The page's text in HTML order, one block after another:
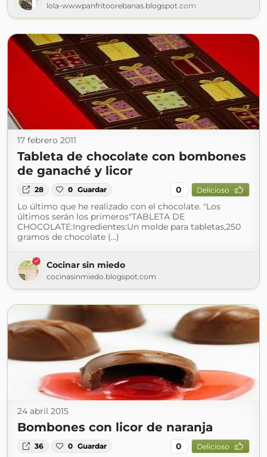
lola-wwwpanfritoorebanas.blogspot.com
17 febrero 2011
Tableta de chocolate con bombones
de ganaché y licor
28 0 Guardar 0 Delicioso
Lo último que he realizado con el chocolate. "Los
últimos serán los primeros"TABLETA DE
CHOCOLATE:Ingredientes:Un molde para tabletas,250
gramos de chocolate (...)
Cocinar sin miedo
cocinasinmiedo.blogspot.com
24 abril 2015
Bombones con licor de naranja
36 0 Guardar 0 Delicioso